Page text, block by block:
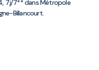
7j/7** dans Métropole
Billancourt.